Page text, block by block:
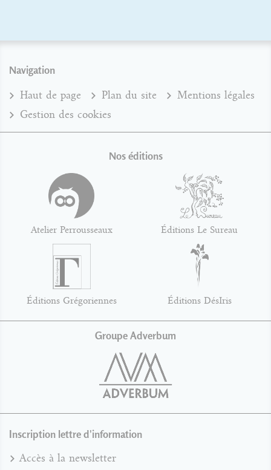
Navigation
Haut de page Plan du site
Mentions légales
Gestion des cookies
Nos éditions
Atelier Perrousseaux Éditions Le Sureau
Éditions Grégoriennes Éditions DésIris
Groupe Adverbum
Inscription lettre d'information
Accès à la newsletter